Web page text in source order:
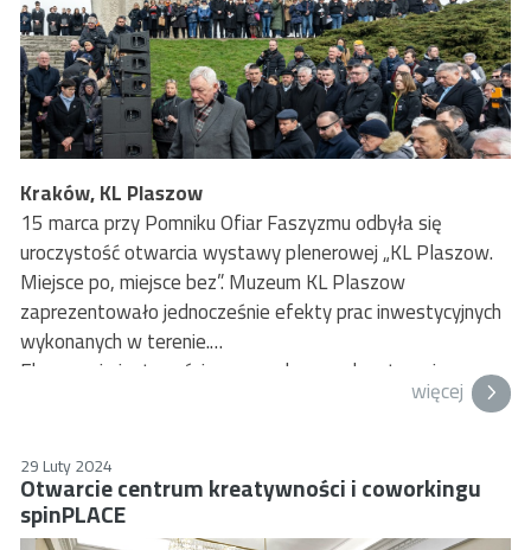
Kraków, KL Plaszow
15 marca przy Pomniku Ofiar Faszyzmu odbyła się
uroczystość otwarcia wystawy plenerowej „KL Plaszow.
Miejsce po, miejsce bez”. Muzeum KL Plaszow
zaprezentowało jednocześnie efekty prac inwestycyjnych
wykonanych w terenie.
Ekspozycja jest częścią prac wykonanych w terenie
poobozowym, których celem było podkreślenie i opisanie
więcej
29 Luty 2024
Otwarcie centrum kreatywności i coworkingu
spinPLACE